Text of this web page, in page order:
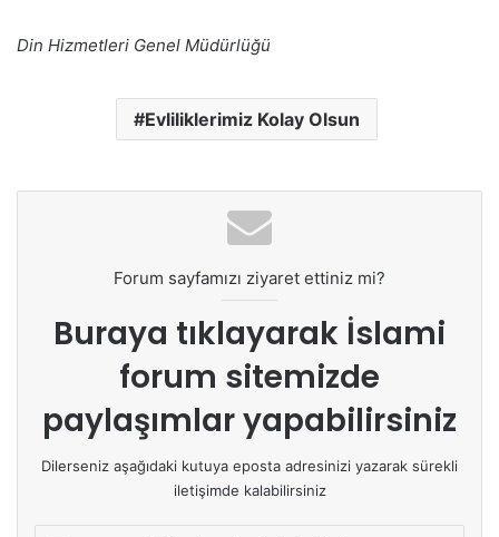
Din Hizmetleri Genel Müdürlüğü
Evliliklerimiz Kolay Olsun
Forum sayfamızı ziyaret ettiniz mi?
Buraya tıklayarak İslami
forum sitemizde
paylaşımlar yapabilirsiniz
Dilerseniz aşağıdaki kutuya eposta adresinizi yazarak sürekli
iletişimde kalabilirsiniz